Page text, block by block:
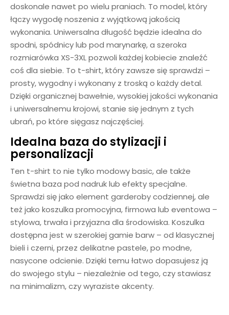
doskonale nawet po wielu praniach. To model, który
łączy wygodę noszenia z wyjątkową jakością
wykonania. Uniwersalna długość będzie idealna do
spodni, spódnicy lub pod marynarkę, a szeroka
rozmiarówka XS-3XL pozwoli każdej kobiecie znaleźć
coś dla siebie. To t-shirt, który zawsze się sprawdzi –
prosty, wygodny i wykonany z troską o każdy detal.
Dzięki organicznej bawełnie, wysokiej jakości wykonania
i uniwersalnemu krojowi, stanie się jednym z tych
ubrań, po które sięgasz najczęściej.
Idealna baza do stylizacji i
personalizacji
Ten t-shirt to nie tylko modowy basic, ale także
świetna baza pod nadruk lub efekty specjalne.
Sprawdzi się jako element garderoby codziennej, ale
też jako koszulka promocyjna, firmowa lub eventowa –
stylowa, trwała i przyjazna dla środowiska. Koszulka
dostępna jest w szerokiej gamie barw – od klasycznej
bieli i czerni, przez delikatne pastele, po modne,
nasycone odcienie. Dzięki temu łatwo dopasujesz ją
do swojego stylu – niezależnie od tego, czy stawiasz
na minimalizm, czy wyraziste akcenty.